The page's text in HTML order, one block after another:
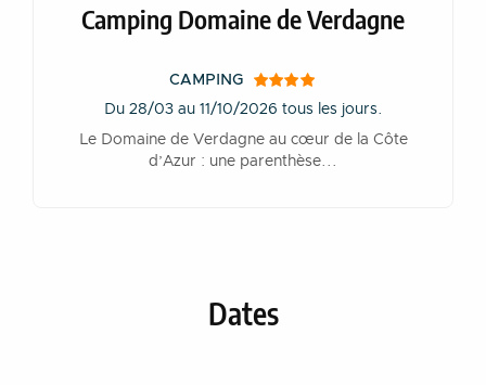
Camping Domaine de Verdagne
CAMPING
Du 28/03 au 11/10/2026 tous les jours.
Le Domaine de Verdagne au cœur de la Côte
d’Azur : une parenthèse...
Dates